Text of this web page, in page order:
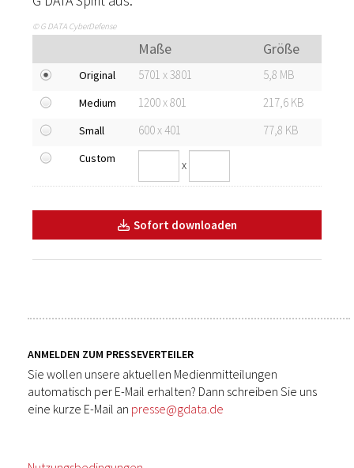
© G DATA CyberDefense
Maße Größe
Original 5701 x 3801 5,8 MB
Medium 1200 x 801 217,6 KB
Small 600 x 401 77,8 KB
Custom x
Sofort downloaden
ANMELDEN ZUM PRESSEVERTEILER
Sie wollen unsere aktuellen Medienmitteilungen
automatisch per E-Mail erhalten? Dann schreiben Sie uns
eine kurze E-Mail an presse@gdata.de